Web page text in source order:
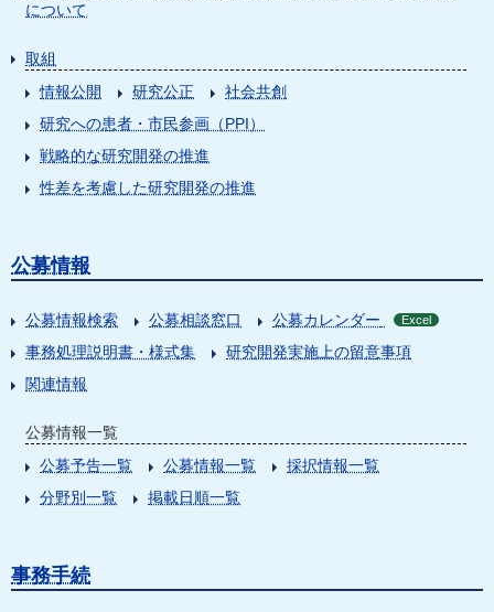
について
取組
情報公開
研究公正
社会共創
研究への患者・市民参画（PPI）
戦略的な研究開発の推進
性差を考慮した研究開発の推進
公募情報
公募情報検索 公募相談窓口 公募カレンダー Excel
事務処理説明書・様式集
研究開発実施上の留意事項
関連情報
公募情報一覧
公募予告一覧
公募情報一覧
採択情報一覧
分野別一覧
掲載日順一覧
事務手続